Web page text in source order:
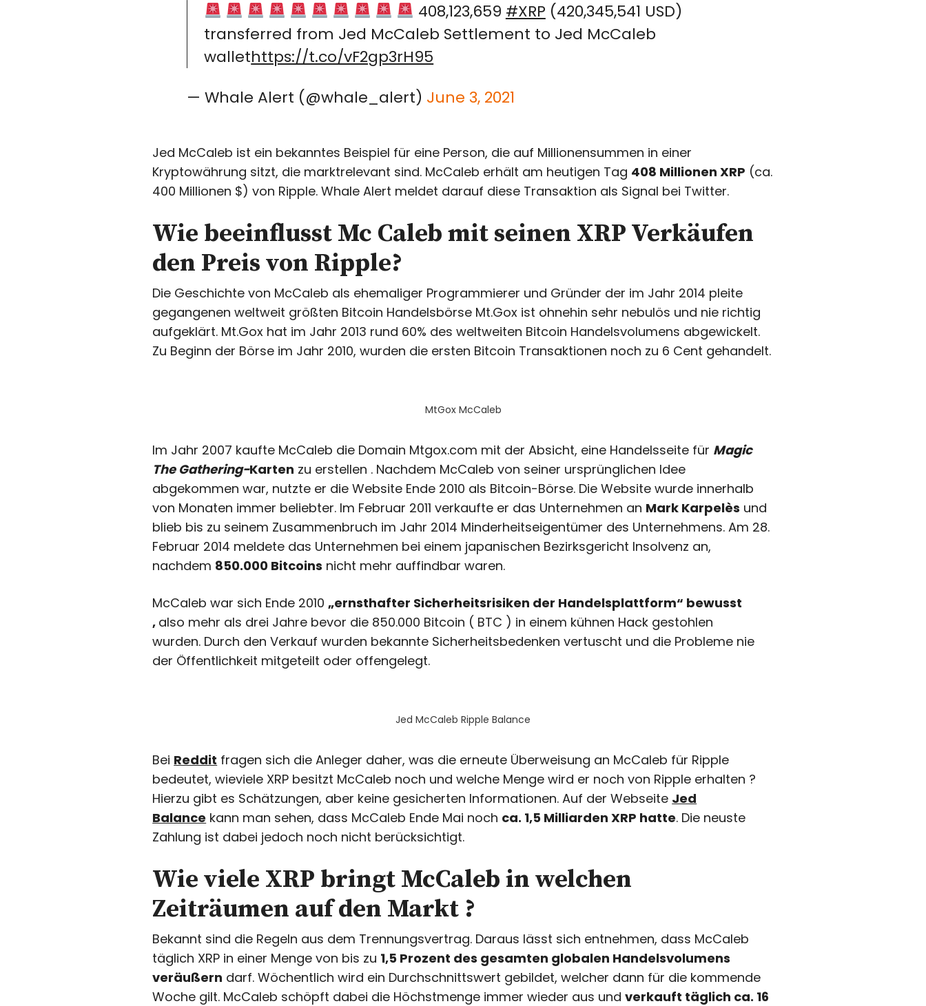
408,123,659 #XRP (420,345,541 USD)
transferred from Jed McCaleb Settlement to Jed McCaleb
wallethttps://t.co/vF2gp3rH95
— Whale Alert (@whale_alert) June 3, 2021
Jed McCaleb ist ein bekanntes Beispiel für eine Person, die auf Millionensummen in einer
Kryptowährung sitzt, die marktrelevant sind. McCaleb erhält am heutigen Tag 408 Millionen XRP (ca.
400 Millionen $) von Ripple. Whale Alert meldet darauf diese Transaktion als Signal bei Twitter.
Wie beeinflusst Mc Caleb mit seinen XRP Verkäufen
den Preis von Ripple?
Die Geschichte von McCaleb als ehemaliger Programmierer und Gründer der im Jahr 2014 pleite
gegangenen weltweit größten Bitcoin Handelsbörse Mt.Gox ist ohnehin sehr nebulös und nie richtig
aufgeklärt. Mt.Gox hat im Jahr 2013 rund 60% des weltweiten Bitcoin Handelsvolumens abgewickelt.
Zu Beginn der Börse im Jahr 2010, wurden die ersten Bitcoin Transaktionen noch zu 6 Cent gehandelt.
MtGox McCaleb
Im Jahr 2007 kaufte McCaleb die Domain Mtgox.com mit der Absicht, eine Handelsseite für Magic
The Gathering-Karten zu erstellen . Nachdem McCaleb von seiner ursprünglichen Idee
abgekommen war, nutzte er die Website Ende 2010 als Bitcoin-Börse. Die Website wurde innerhalb
von Monaten immer beliebter. Im Februar 2011 verkaufte er das Unternehmen an Mark Karpelès und
blieb bis zu seinem Zusammenbruch im Jahr 2014 Minderheitseigentümer des Unternehmens. Am 28.
Februar 2014 meldete das Unternehmen bei einem japanischen Bezirksgericht Insolvenz an,
nachdem 850.000 Bitcoins nicht mehr auffindbar waren.
McCaleb war sich Ende 2010„ernsthafter Sicherheitsrisiken der Handelsplattform“ bewusst
, also mehr als drei Jahre bevor die 850.000 Bitcoin ( BTC ) in einem kühnen Hack gestohlen
wurden. Durch den Verkauf wurden bekannte Sicherheitsbedenken vertuscht und die Probleme nie
der Öffentlichkeit mitgeteilt oder offengelegt.
Jed McCaleb Ripple Balance
Bei Reddit fragen sich die Anleger daher, was die erneute Überweisung an McCaleb für Ripple
bedeutet, wieviele XRP besitzt McCaleb noch und welche Menge wird er noch von Ripple erhalten ?
Hierzu gibt es Schätzungen, aber keine gesicherten Informationen. Auf der Webseite Jed
Balance kann man sehen, dass McCaleb Ende Mai noch ca. 1,5 Milliarden XRP hatte. Die neuste
Zahlung ist dabei jedoch noch nicht berücksichtigt.
Wie viele XRP bringt McCaleb in welchen
Zeiträumen auf den Markt ?
Bekannt sind die Regeln aus dem Trennungsvertrag. Daraus lässt sich entnehmen, dass McCaleb
täglich XRP in einer Menge von bis zu 1,5 Prozent des gesamten globalen Handelsvolumens
veräußern darf. Wöchentlich wird ein Durchschnittswert gebildet, welcher dann für die kommende
Woche gilt. McCaleb schöpft dabei die Höchstmenge immer wieder aus undverkauft täglich ca. 16